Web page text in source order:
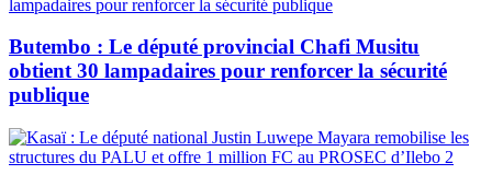
Butembo : Le député provincial Chafi Musitu
obtient 30 lampadaires pour renforcer la sécurité
publique